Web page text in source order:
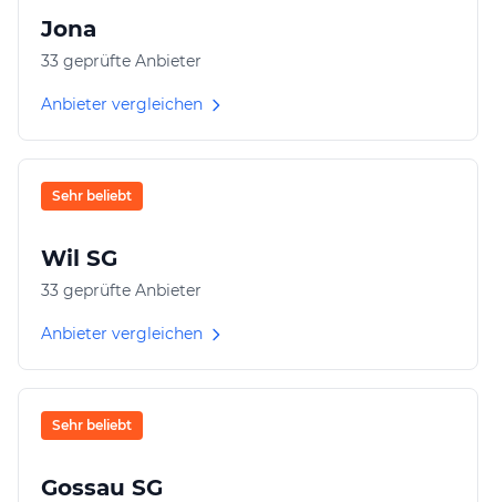
Jona
33 geprüfte Anbieter
Anbieter vergleichen
Sehr beliebt
Wil SG
33 geprüfte Anbieter
Anbieter vergleichen
Sehr beliebt
Gossau SG